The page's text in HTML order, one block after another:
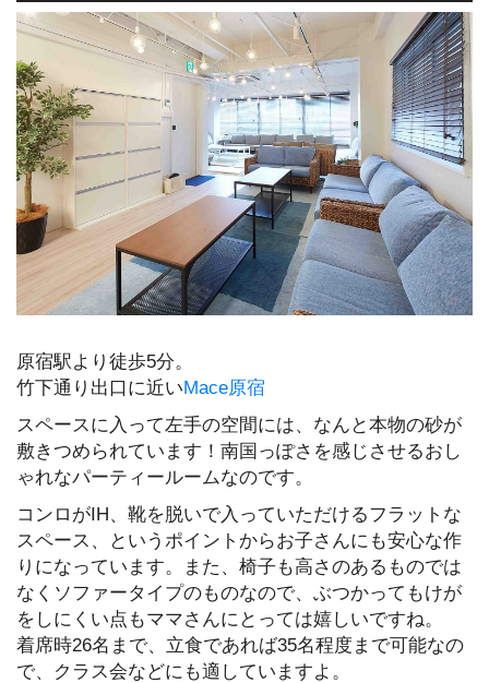
原宿駅より徒歩5分。
竹下通り出口に近いMace原宿
スペースに入って左手の空間には、なんと本物の砂が
敷きつめられています！南国っぽさを感じさせるおし
ゃれなパーティールームなのです。
コンロがIH、靴を脱いで入っていただけるフラットな
スペース、というポイントからお子さんにも安心な作
りになっています。また、椅子も高さのあるものでは
なくソファータイプのものなので、ぶつかってもけが
をしにくい点もママさんにとっては嬉しいですね。
着席時26名まで、立食であれば35名程度まで可能なの
で、クラス会などにも適していますよ。